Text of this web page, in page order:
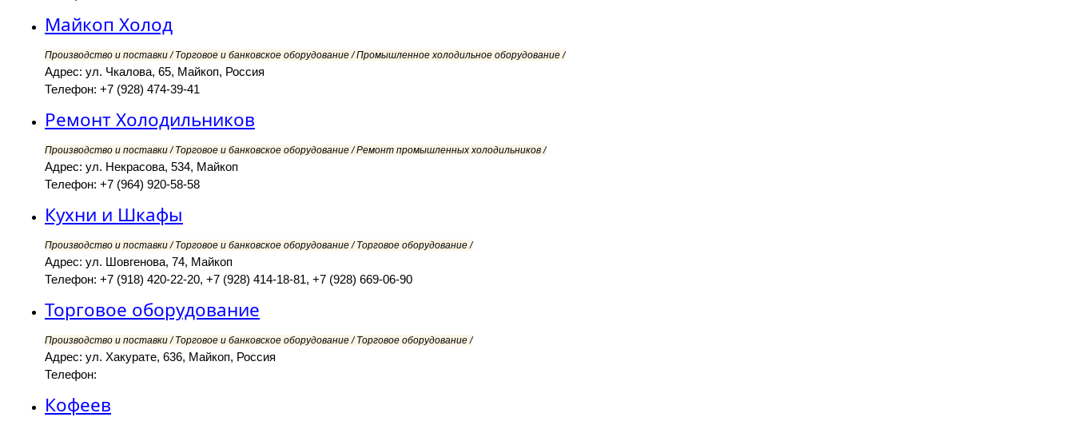
Майкоп Холод
Производство и поставки / Торговое и банковское оборудование / Промышленное холодильное оборудование /
Адрес: ул. Чкалова, 65, Майкоп, Россия
Телефон: +7 (928) 474-39-41
Ремонт Холодильников
Производство и поставки / Торговое и банковское оборудование / Ремонт промышленных холодильников /
Адрес: ул. Некрасова, 534, Майкоп
Телефон: +7 (964) 920-58-58
Кухни и Шкафы
Производство и поставки / Торговое и банковское оборудование / Торговое оборудование /
Адрес: ул. Шовгенова, 74, Майкоп
Телефон: +7 (918) 420-22-20, +7 (928) 414-18-81, +7 (928) 669-06-90
Торговое оборудование
Производство и поставки / Торговое и банковское оборудование / Торговое оборудование /
Адрес: ул. Хакурате, 636, Майкоп, Россия
Телефон:
Кофеев